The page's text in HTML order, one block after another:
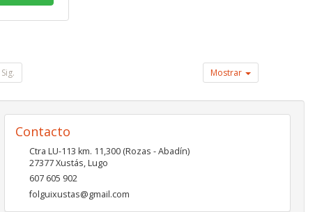
Sig. Mostrar
Contacto
Ctra LU-113 km. 11,300 (Rozas - Abadín)
27377Xustás,Lugo
607 605 902
folguixustas@gmail.com